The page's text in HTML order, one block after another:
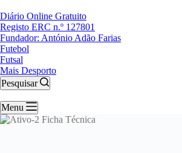
Diário Online Gratuito
Registo ERC n.º 127801
Fundador: António Adão Farias
Futebol
Futsal
Mais Desporto
Pesquisar
Menu